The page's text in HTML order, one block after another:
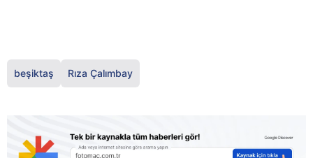
beşiktaş Rıza Çalımbay